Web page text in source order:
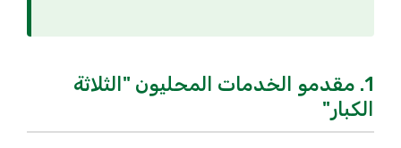
1. مقدمو الخدمات المحليون "الثلاثة
الكبار"